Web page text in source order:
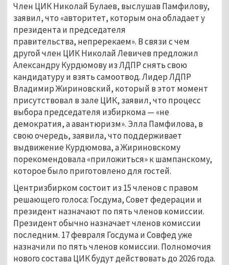
Член ЦИК Николай Булаев, выслушав Памфилову,
заявил, что «авторитет, которым она обладает у
президента и председателя
правительства, непререкаем». В связи с чем
другой член ЦИК Николай Левичев предложил
Александру Курдюмову из ЛДПР снять свою
кандидатуру и взять самоотвод. Лидер ЛДПР
Владимир Жириновский, который в этот момент
присутствовал в зале ЦИК, заявил, что процесс
выбора председателя избиркома — «не
демократия, а авантюризм». Элла Памфилова, в
свою очередь, заявила, что поддерживает
выдвижение Курдюмова, а Жириновскому
порекомендовала «приложиться» к шампанскому,
которое было приготовлено для гостей.
Центризбирком состоит из 15 членов с правом
решающего голоса: Госдума, Совет федерации и
президент назначают по пять членов комиссии.
Президент обычно назначает членов комиссии
последним. 17 февраля Госдума и Совфед уже
назначили по пять членов комиссии. Полномочия
нового состава ЦИК будут действовать до 2026 года.